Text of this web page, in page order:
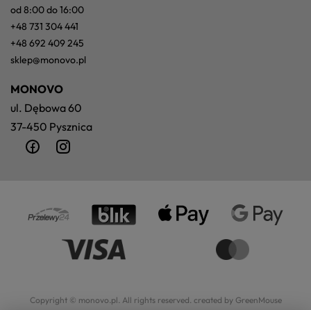
MONOVO
ul. Dębowa 60
37-450 Pysznica
od 8:00 do 16:00
+48 731 304 441
+48 692 409 245
sklep@monovo.pl
Copyright © monovo.pl. All rights reserved. created by GreenMouse